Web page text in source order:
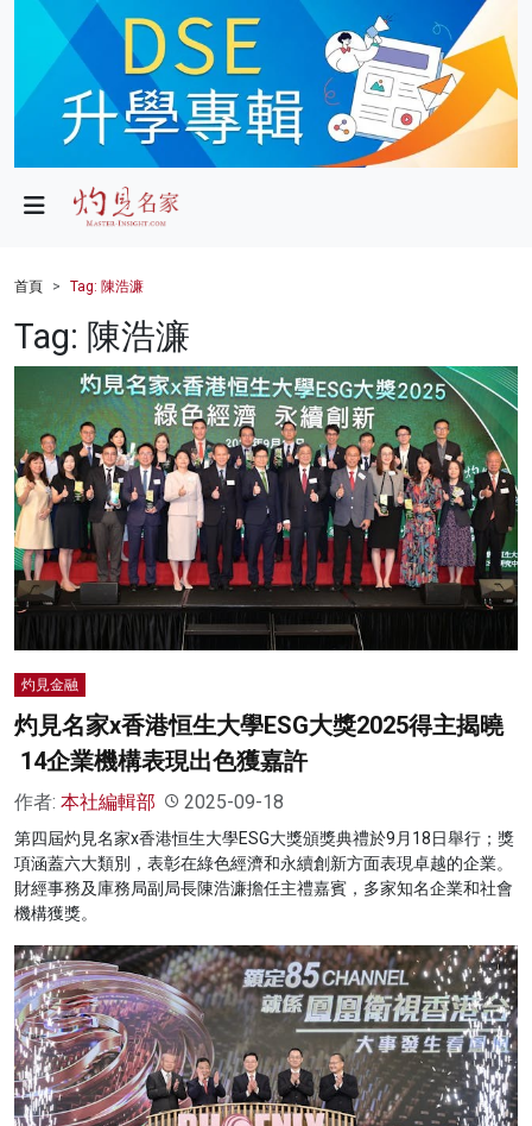
政局
財經
健康
商業
科技
影片
名家榜
灼見活動
首頁 Tag: 陳浩濂
Tag: 陳浩濂
灼見金融
灼見名家x香港恒生大學ESG大獎2025得主揭曉
14企業機構表現出色獲嘉許
作者: 本社編輯部 2025-09-18
第四屆灼見名家x香港恒生大學ESG大獎頒獎典禮於9月18日舉行；獎
項涵蓋六大類別，表彰在綠色經濟和永續創新方面表現卓越的企業。
財經事務及庫務局副局長陳浩濂擔任主禮嘉賓，多家知名企業和社會
機構獲獎。